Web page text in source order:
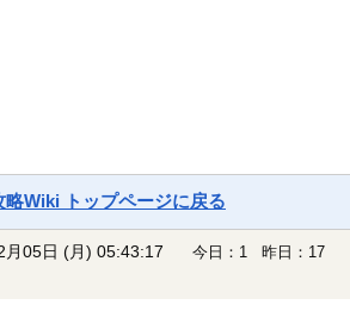
略Wiki トップページに戻る
月05日 (月) 05:43:17
今日：1 昨日：17